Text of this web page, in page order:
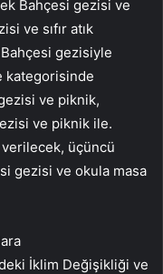
Bahçesi gezisi ve
ve sıfır atık
gezisiyle
kategorisinde
ve piknik,
ve piknik ile.
üçüncü
gezisi ve okula masa
İklim Değişikliği ve